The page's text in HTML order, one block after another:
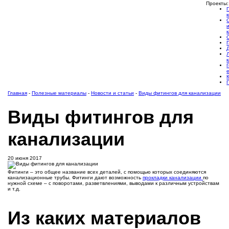
Проекты:
Главная - Полезные материалы - Новости и статьи - Виды фитингов для канализации
Виды фитингов для
канализации
20 июня 2017
Фитинги – это общее название всех деталей, с помощью которых соединяются
канализационные трубы. Фитинги дают возможность прокладки канализации по
нужной схеме – с поворотами, разветвлениями, выводами к различным устройствам
и т.д.
Из каких материалов